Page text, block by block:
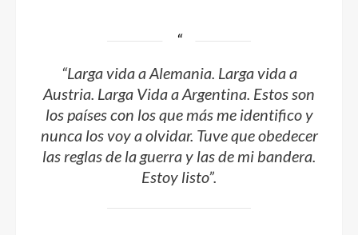
“Larga vida a Alemania. Larga vida a
Austria. Larga Vida a Argentina. Estos son
los países con los que más me identifico y
nunca los voy a olvidar. Tuve que obedecer
las reglas de la guerra y las de mi bandera.
Estoy listo”.